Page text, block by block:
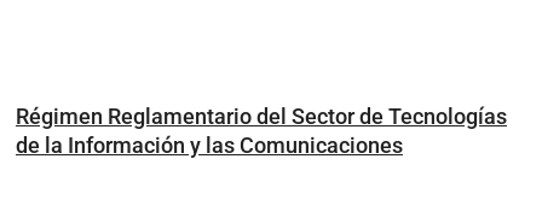
Régimen Reglamentario del Sector de Tecnologías
de la Información y las Comunicaciones